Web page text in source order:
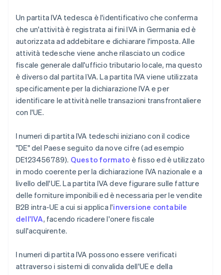
Un partita IVA tedesca è l'identificativo che conferma
che un'attività è registrata ai fini IVA in Germania ed è
autorizzata ad addebitare e dichiarare l'imposta. Alle
attività tedesche viene anche rilasciato un codice
fiscale generale dall'ufficio tributario locale, ma questo
è diverso dal partita IVA. La partita IVA viene utilizzata
specificamente per la dichiarazione IVA e per
identificare le attività nelle transazioni transfrontaliere
con l'UE.
I numeri di partita IVA tedeschi iniziano con il codice
"DE" del Paese seguito da nove cifre (ad esempio
DE123456789). Questo formato è fisso ed è utilizzato
in modo coerente per la dichiarazione IVA nazionale e a
livello dell'UE. La partita IVA deve figurare sulle fatture
delle forniture imponibili ed è necessaria per le vendite
B2B intra-UE a cui si applica l'inversione contabile
dell'IVA, facendo ricadere l'onere fiscale
sull'acquirente.
I numeri di partita IVA possono essere verificati
attraverso i sistemi di convalida dell'UE e della